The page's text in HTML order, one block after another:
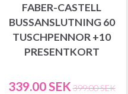
FABER-CASTELL
BUSSANSLUTNING 60
TUSCHPENNOR +10
PRESENTKORT
339.00 SEK 399.00 SEK